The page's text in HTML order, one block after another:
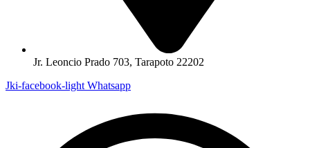
Jr. Leoncio Prado 703, Tarapoto 22202
Jki-facebook-light Whatsapp